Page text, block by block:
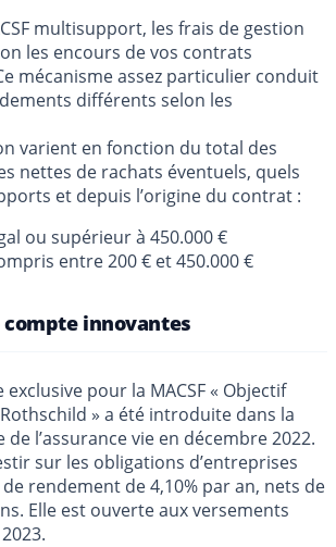
multisupport, les frais de gestion
les encours de vos contrats
mécanisme assez particulier conduit
différents selon les
varient en fonction du total des
nettes de rachats éventuels, quels
et depuis l’origine du contrat :
ou supérieur à 450.000 €
entre 200 € et 450.000 €
compte innovantes
exclusive pour la MACSF « Objectif
» a été introduite dans la
l’assurance vie en décembre 2022.
sur les obligations d’entreprises
rendement de 4,10% par an, nets de
Elle est ouverte aux versements